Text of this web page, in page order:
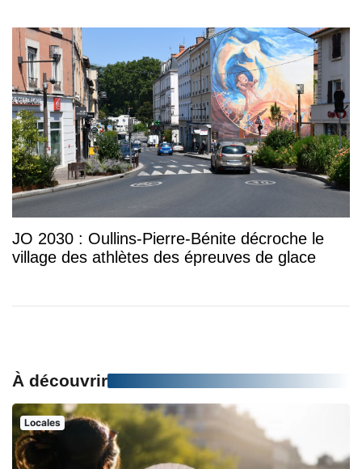
JO 2030 : Oullins-Pierre-Bénite décroche le
village des athlètes des épreuves de glace
À découvrir
Locales